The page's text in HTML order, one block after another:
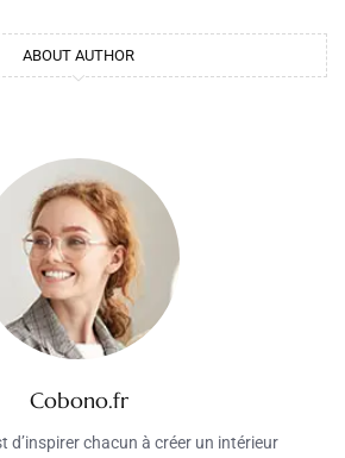
ABOUT AUTHOR
Cobono.fr
d’inspirer chacun à créer un intérieur